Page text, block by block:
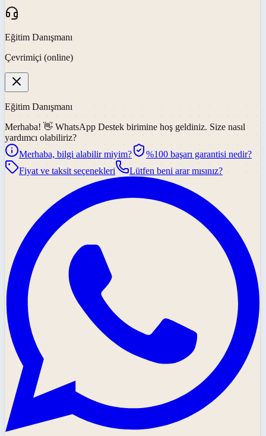
Eğitim Danışmanı
Çevrimiçi (online)
Eğitim Danışmanı
Merhaba! 👋 WhatsApp Destek birimine hoş geldiniz. Size nasıl
yardımcı olabiliriz?
Merhaba, bilgi alabilir miyim?
%100 başarı garantisi nedir?
Fiyat ve taksit seçenekleri
Lütfen beni arar mısınız?